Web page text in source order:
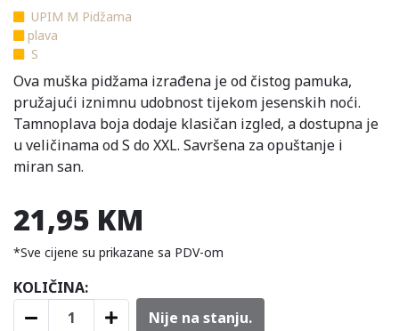
UPIM M Pidžama
plava
S
Ova muška pidžama izrađena je od čistog pamuka,
pružajući iznimnu udobnost tijekom jesenskih noći.
Tamnoplava boja dodaje klasičan izgled, a dostupna je
u veličinama od S do XXL. Savršena za opuštanje i
miran san.
21,95 KM
*Sve cijene su prikazane sa PDV-om
KOLIČINA:
Nije na stanju.